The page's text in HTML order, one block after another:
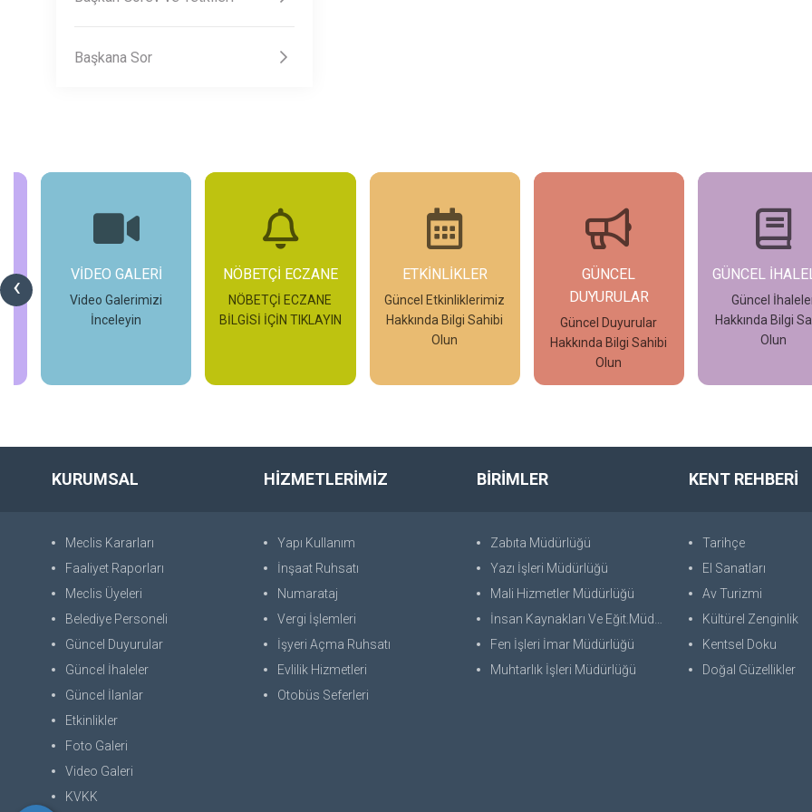
Başkana Sor
‹ NÖBETÇİ ECZANE
NÖBETÇİ ECZANE
BİLGİSİ İÇİN TIKLAYIN
ETKİNLİKLER
Güncel Etkinliklerimiz
Hakkında Bilgi Sahibi
GÜNCEL
DUYURULAR
Güncel Duyurular
Hakkında Bilgi Sahibi
GÜNCEL İHALELER
Güncel İhaleler
Hakkında Bilgi Sahibi
Olun
İncele
GÜNCEL
Güncel İlanlar
Hakkında Bilgi
Olun
KURUMSAL
Meclis Kararları
Faaliyet Raporları
Meclis Üyeleri
Belediye Personeli
Güncel Duyurular
Güncel İhaleler
Güncel İlanlar
Etkinlikler
Foto Galeri
Video Galeri
KVKK
HİZMETLERİMİZ
Yapı Kullanım
İnşaat Ruhsatı
Numarataj
Vergi İşlemleri
İşyeri Açma Ruhsatı
Evlilik Hizmetleri
Otobüs Seferleri
BİRİMLER
Zabıta Müdürlüğü
Yazı İşleri Müdürlüğü
Mali Hizmetler Müdürlüğü
İnsan Kaynakları Ve Eğit.Müdürlüğü
Fen İşleri İmar Müdürlüğü
Muhtarlık İşleri Müdürlüğü
KENT REHBERİ
Tarihçe
El Sanatları
Av Turizmi
Kültürel Zenginlik
Kentsel Doku
Doğal Güzellikler